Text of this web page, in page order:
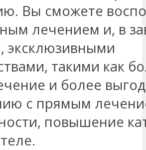
Вы сможете
лечением и, в
эксклюзивными
такими как
и более
с прямым
повышение